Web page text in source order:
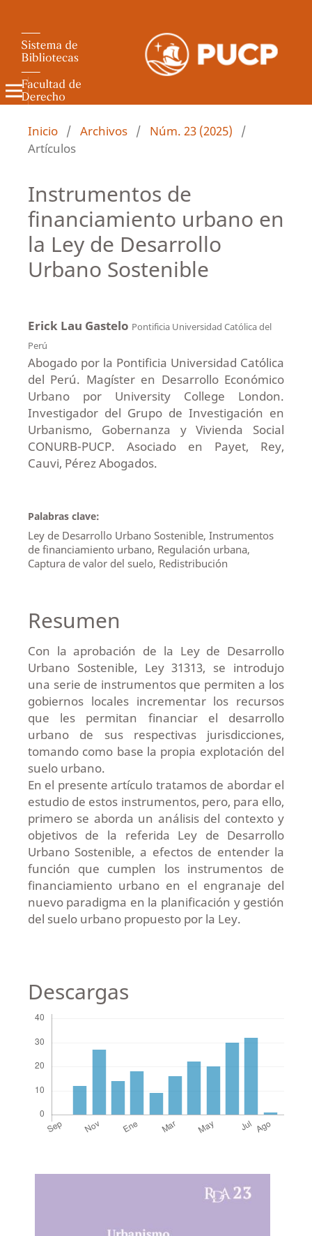
Revista de Derecho Administrativo
Inicio / Archivos / Núm. 23 (2025)
/
Artículos
Instrumentos de
financiamiento urbano en
la Ley de Desarrollo
Urbano Sostenible
Erick Lau Gastelo Pontificia Universidad Católica del
Perú
Abogado por la Pontificia Universidad Católica
del Perú. Magíster en Desarrollo Económico
Urbano por University College London.
Investigador del Grupo de Investigación en
Urbanismo, Gobernanza y Vivienda Social
CONURB-PUCP. Asociado en Payet, Rey,
Cauvi, Pérez Abogados.
Palabras clave:
Ley de Desarrollo Urbano Sostenible, Instrumentos
de financiamiento urbano, Regulación urbana,
Captura de valor del suelo, Redistribución
Resumen
Con la aprobación de la Ley de Desarrollo
Urbano Sostenible, Ley 31313, se introdujo
una serie de instrumentos que permiten a los
gobiernos locales incrementar los recursos
que les permitan financiar el desarrollo
urbano de sus respectivas jurisdicciones,
tomando como base la propia explotación del
suelo urbano.
En el presente artículo tratamos de abordar el
estudio de estos instrumentos, pero, para ello,
primero se aborda un análisis del contexto y
objetivos de la referida Ley de Desarrollo
Urbano Sostenible, a efectos de entender la
función que cumplen los instrumentos de
financiamiento urbano en el engranaje del
nuevo paradigma en la planificación y gestión
del suelo urbano propuesto por la Ley.
Descargas